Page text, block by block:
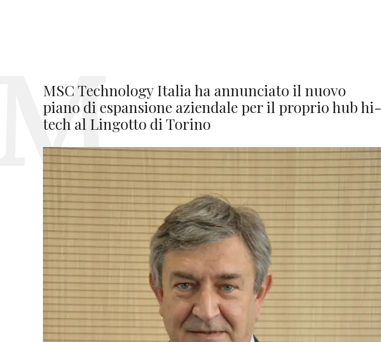
MSC Technology Italia ha annunciato il nuovo
piano di espansione aziendale per il proprio hub hi-
tech al Lingotto di Torino